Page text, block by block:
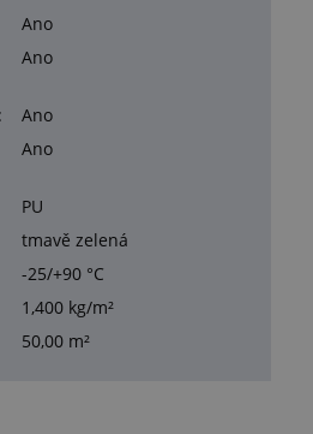
Ano
Ano
Ano
Ano
PU
tmavě zelená
-25/+90 °C
1,400 kg/m²
50,00 m²